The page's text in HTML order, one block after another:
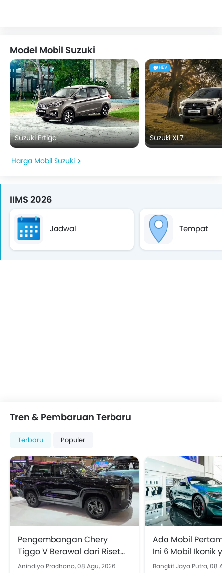
Model Mobil Suzuki
Suzuki Ertiga
HEV
Suzuki XL7
Harga Mobil Suzuki
IIMS 2026
Jadwal Tempat
Tren & Pembaruan Terbaru
Terbaru Populer
Pengembangan Chery
Tiggo V Berawal dari Riset
Jalanan Indonesia
Anindiyo Pradhono,08 Agu, 2026
Ada Mobil
Ini 6 Mobil Ikonik
Perhatian di
Bangkit Jaya Putra,08